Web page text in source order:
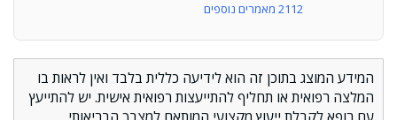
2112 מאמרים נוספים
המידע המוצג בתוכן זה הוא לידיעה כללית בלבד ואין לראות בו
המלצה רפואית או תחליף להתייעצות רפואית אישית. יש להתייעץ